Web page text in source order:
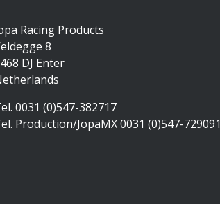
Racing Products
8
DJ Enter
0031 (0)547-382717
Production/JopaMX 0031 (0)547-729091